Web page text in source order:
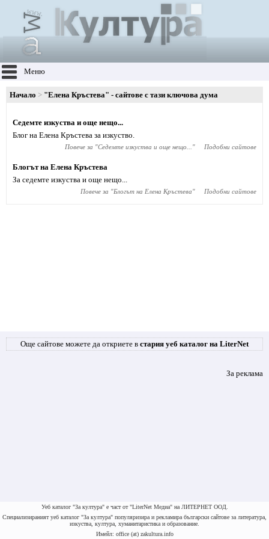
Меню
Начало "Елена Кръстева" - сайтове с тази ключова дума
Седемте изкуства и още нещо...
Блог на Елена Кръстева за изкуство.
Повече за "Седемте изкуства и още нещо... " Подобни сайтове
Блогът на Елена Кръстева
За седемте изкуства и още нещо...
Повече за "Блогът на Елена Кръстева" Подобни сайтове
Още сайтове можете да откриете в стария уеб каталог на LiterNet
За реклама
Уеб каталог "За култура" е част от "LiterNet Медиа" на ЛИТЕРНЕТ ООД.
Специализираният уеб каталог "За култура" популяризира и рекламира български сайтове за литература,
изкуства, култура, хуманитаристика и образование.
Имейл: office (at) zakultura.info